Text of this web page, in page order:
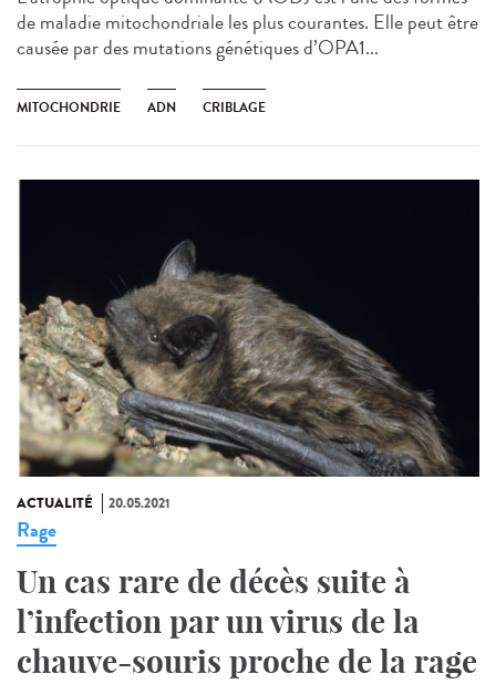
de maladie mitochondriale les plus courantes. Elle peut être
causée par des mutations génétiques d’OPA1...
MITOCHONDRIE ADN CRIBLAGE
ACTUALITÉ 20.05.2021
Rage
Un cas rare de décès suite à
l’infection par un virus de la
chauve-souris proche de la rage